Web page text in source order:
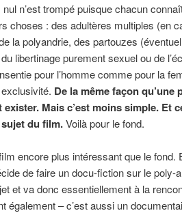
n’est trompé puisque chacun
choses : des adultères multiples (en
la polyandrie, des partouzes
libertinage purement sexuel ou de
pour l’homme comme pour la
De la même façon
Mais c’est moins simple. Et
du film.Voilà pour le fond.
encore plus intéressant que le fond.
de faire un docu-fiction sur le poly-
et va donc essentiellement à la
également – c’est aussi un